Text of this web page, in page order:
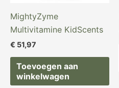
MightyZyme
Multivitamine KidScents
€ 51,97
Toevoegen aan
winkelwagen